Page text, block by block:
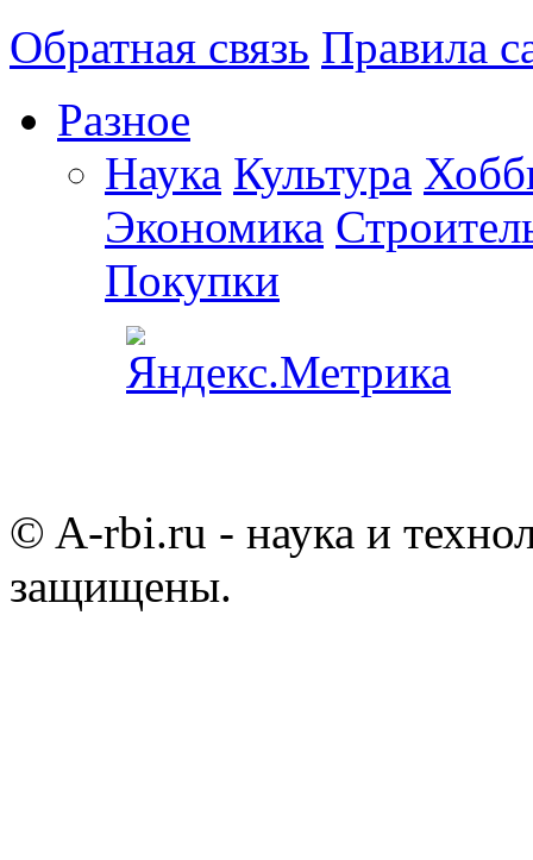
Обратная связь Правила
Разное
Наука Культура
Экономика
Покупки
© A-rbi.ru - наука и
защищены.